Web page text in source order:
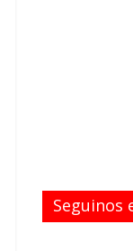
Seguinos